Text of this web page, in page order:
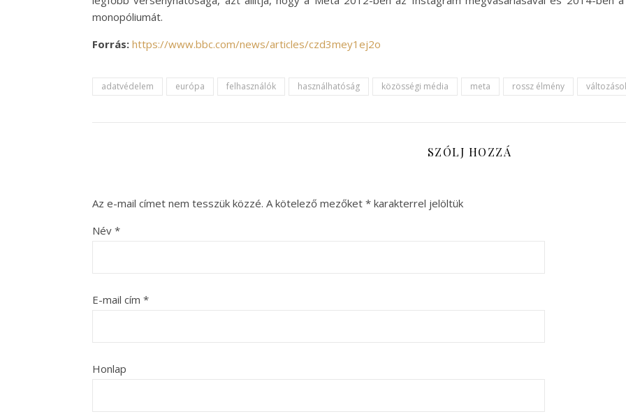
monopóliumát.
Forrás: https://www.bbc.com/news/articles/czd3mey1ej2o
adatvédelem európa felhasználók használhatóság közösségi média meta rossz élmény
SZÓLJ HOZZÁ
Az e-mail címet nem tesszük közzé. A kötelező mezőket * karakterrel jelöltük
Név *
E-mail cím *
Honlap